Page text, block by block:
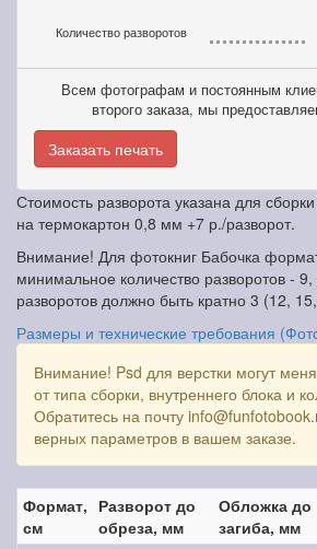
Количество разворотов
Всем фотографам и постоянным
второго заказа, мы
Заказать печать
Стоимость разворота указана для
на термокартон 0,8 мм +7 р./разворот.
Внимание! Для фотокниг Бабочка
минимальное количество разворотов -
разворотов должно быть кратно 3 (12,
Размеры и технические требования
Внимание! Psd для верстки могут
от типа сборки, внутреннего блока и
Обратитесь на почту
верных параметров в вашем заказе.
Формат,
см
Разворот до
обреза, мм
Обложка до
загиба, мм